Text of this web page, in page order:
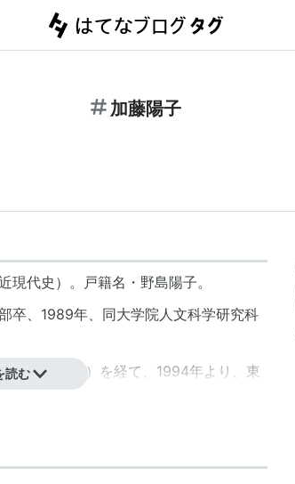
加藤陽子
代史）。戸籍名・野島陽子。
卒、1989年、同大学院人文科学研究科
授（1991年）を経て、1994年より、東
読む